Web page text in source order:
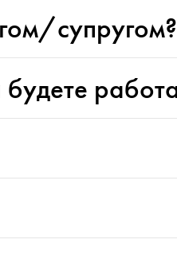
супругом?